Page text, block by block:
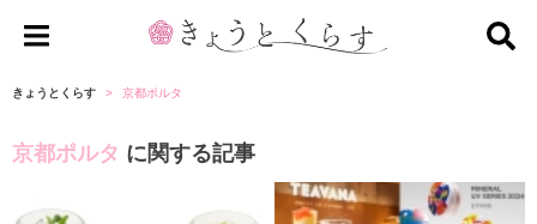
ょ
と
きょうとくらす 京都ポルタ
京都ポルタ に関する記事